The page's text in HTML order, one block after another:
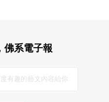
佛系電子報